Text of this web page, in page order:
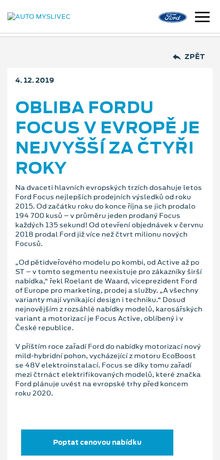
ZPĚT
4. 12. 2019
OBLIBA FORDU
FOCUS V EVROPĚ JE
NEJVYŠŠÍ ZA ČTYŘI
ROKY
Na dvaceti hlavních evropských trzích dosahuje letos
Ford Focus nejlepších prodejních výsledků od roku
2015. Od začátku roku do konce října se jich prodalo
194 700 kusů – v průměru jeden prodaný Focus
každých 135 sekund! Od otevření objednávek v červnu
2018 prodal Ford již více než čtvrt milionu nových
Focusů.
„Od pětidveřového modelu po kombi, od Active až po
ST – v tomto segmentu neexistuje pro zákazníky širší
nabídka,“ řekl Roelant de Waard, viceprezident Ford
of Europe pro marketing, prodej a služby. „A všechny
varianty mají vynikající design i techniku.“ Dosud
nejnovějším z rozsáhlé nabídky modelů, karosářských
variant a motorizací je Focus Active, oblíbený i v
České republice.
V příštím roce zařadí Ford do nabídky motorizací nový
mild-hybridní pohon, vycházející z motoru EcoBoost
se 48V elektroinstalací. Focus se díky tomu zařadí
mezi čtrnáct elektrifikovaných modelů, které značka
Ford plánuje uvést na evropské trhy před koncem
roku 2020.
Poptat cenovou nabídku